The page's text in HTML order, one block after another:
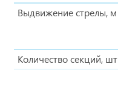
Выдвижение стрелы, м
Количество секций, шт